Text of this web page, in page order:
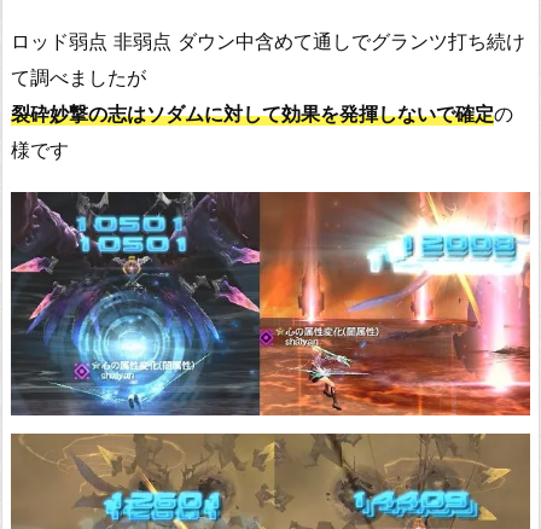
ロッド弱点 非弱点 ダウン中含めて通しでグランツ打ち続け
て調べましたが
裂砕妙撃の志はソダムに対して効果を発揮しないで確定の
様です